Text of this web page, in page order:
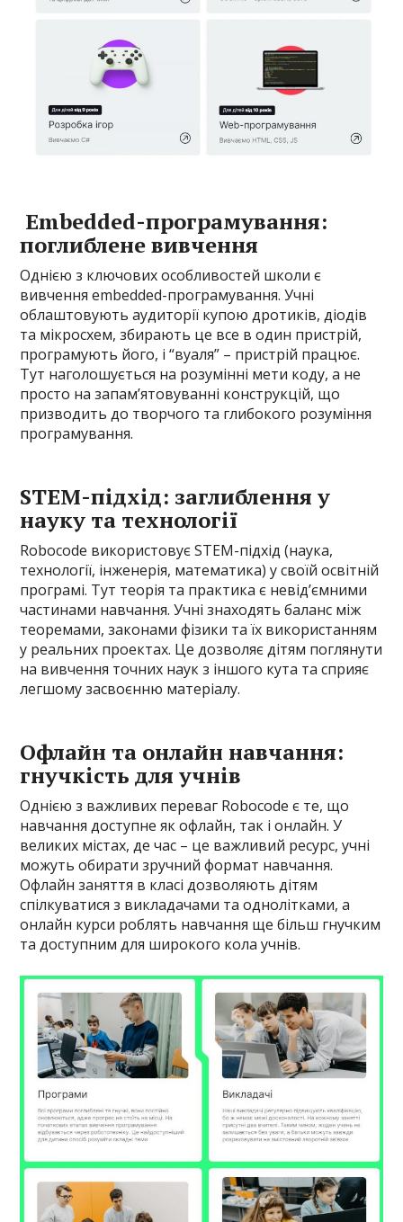
Embedded-програмування:
поглиблене вивчення
Однією з ключових особливостей школи є
вивчення embedded-програмування. Учні
облаштовують аудиторії купою дротиків, діодів
та мікросхем, збирають це все в один пристрій,
програмують його, і “вуаля” – пристрій працює.
Тут наголошується на розумінні мети коду, а не
просто на запам’ятовуванні конструкцій, що
призводить до творчого та глибокого розуміння
програмування.
STEM-підхід: заглиблення у
науку та технології
Robocode використовує STEM-підхід (наука,
технології, інженерія, математика) у своїй освітній
програмі. Тут теорія та практика є невід’ємними
частинами навчання. Учні знаходять баланс між
теоремами, законами фізики та їх використанням
у реальних проектах. Це дозволяє дітям поглянути
на вивчення точних наук з іншого кута та сприяє
легшому засвоєнню матеріалу.
Офлайн та онлайн навчання:
гнучкість для учнів
Однією з важливих переваг Robocode є те, що
навчання доступне як офлайн, так і онлайн. У
великих містах, де час – це важливий ресурс, учні
можуть обирати зручний формат навчання.
Офлайн заняття в класі дозволяють дітям
спілкуватися з викладачами та однолітками, а
онлайн курси роблять навчання ще більш гнучким
та доступним для широкого кола учнів.